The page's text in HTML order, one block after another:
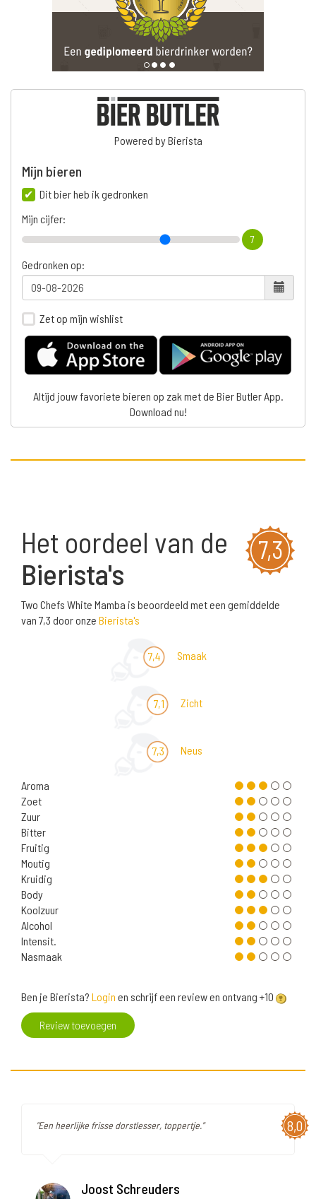
Powered by Bierista
Mijn bieren
Dit bier heb ik gedronken
Mijn cijfer:
7
Gedronken op:
Zet op mijn wishlist
Altijd jouw favoriete bieren op zak met de Bier Butler App.
Download nu!
7,3
Het oordeel van de
Bierista's
Two Chefs White Mamba is beoordeeld met een gemiddelde
van 7,3 door onze Bierista's
7,4 Smaak
7,1 Zicht
7,3 Neus
Aroma
Zoet
Zuur
Bitter
Fruitig
Moutig
Kruidig
Body
Koolzuur
Alcohol
Intensit.
Nasmaak
Ben je Bierista? Login en schrijf een review en ontvang +10
Review toevoegen
8,0
"Een heerlijke frisse dorstlesser, toppertje."
Joost Schreuders